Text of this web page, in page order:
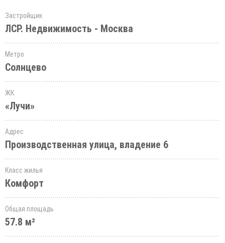
Застройщик
ЛСР. Недвижимость - Москва
Метро
Солнцево
ЖК
«Лучи»
Адрес
Производственная улица, владение 6
Класс жилья
Комфорт
Общая площадь
57.8 м²